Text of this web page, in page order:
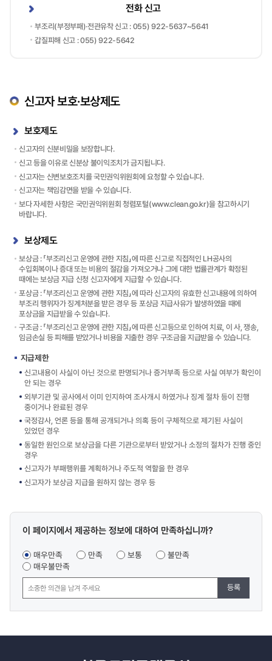
전화 신고
부조리(부정부패)·전관유착 신고 : 055) 922-5637~5641
갑질피해 신고 : 055) 922-5642
신고자 보호·보상제도
보호제도
신고자의 신분비밀을 보장합니다.
신고 등을 이유로 신분상 불이익조치가 금지됩니다.
신고자는 신변보호조치를 국민권익위원회에 요청할 수 있습니다.
신고자는 책임감면을 받을 수 있습니다.
보다 자세한 사항은 국민권익위원회 청렴포털(www.clean.go.kr)을 참고하시기
바랍니다.
보상제도
보상금 : 「부조리신고 운영에 관한 지침」에 따른 신고로 직접적인 LH공사의
수입회복이나 증대 또는 비용의 절감을 가져오거나 그에 대한 법률관계가 확정된
때에는 보상금 지급 신청 신고자에게 지급할 수 있습니다.
포상금 : 「부조리신고 운영에 관한 지침」에 따라 신고자의 유효한 신고내용에 의하여
부조리 행위자가 징계처분을 받은 경우 등 포상금 지급사유가 발생하였을 때에
포상금을 지급받을 수 있습니다.
구조금 : 「부조리신고 운영에 관한 지침」에 따른 신고등으로 인하여 치료, 이 사, 쟁송,
임금손실 등 피해를 받았거나 비용을 지출한 경우 구조금을 지급받을 수 있습니다.
지급제한
신고내용이 사실이 아닌 것으로 판명되거나 증거부족 등으로 사실 여부가 확인이
안 되는 경우
외부기관 및 공사에서 이미 인지하여 조사개시 하였거나 징계 절차 등이 진행
중이거나 완료된 경우
국정감사, 언론 등을 통해 공개되거나 의혹 등이 구체적으로 제기된 사실이
있었던 경우
동일한 원인으로 보상금을 다른 기관으로부터 받았거나 소정의 절차가 진행 중인
경우
신고자가 부패행위를 계획하거나 주도적 역할을 한 경우
신고자가 보상금 지급을 원하지 않는 경우 등
콘텐츠
조사
이 페이지에서 제공하는 정보에 대하여 만족하십니까?
매우만족 만족 보통
불만족
매우불만족
등록